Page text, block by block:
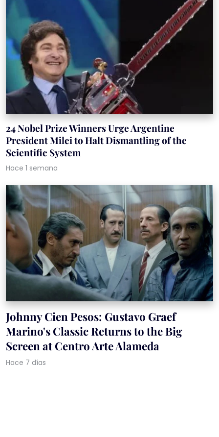
24 Nobel Prize Winners Urge Argentine
President Milei to Halt Dismantling of the
Scientific System
Hace 1 semana
Johnny Cien Pesos: Gustavo Graef
Marino's Classic Returns to the Big
Screen at Centro Arte Alameda
Hace 7 días